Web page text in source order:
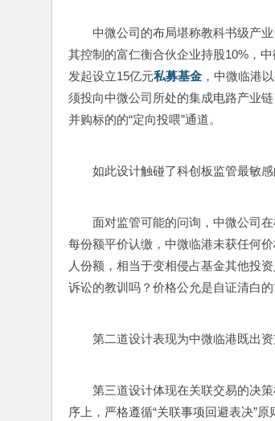
中微公司的布局堪称教科书级产
其控制的富仁衡合伙企业持股10%，
发起设立15亿元私募基金 ，中微临港
须投向中微公司所处的集成电路产业
并购标的的“定向投喂”通道。
如此设计触碰了科创板监管最敏
面对监管可能的问询，中微公司
每份额平价认缴，中微临港未获任何
人份额，相当于变相侵占基金其他投
诉讼的教训吗？价格公允是自证清白的
第二道设计表现为中微临港既出
第三道设计体现在关联交易的决
序上，严格遵循“关联事项回避表决”